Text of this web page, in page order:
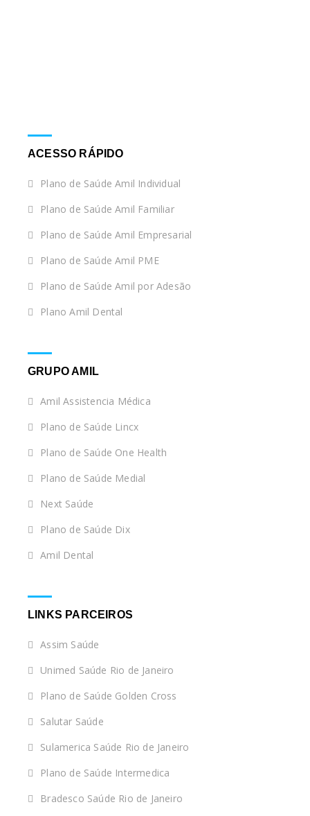
ACESSO RÁPIDO
Plano de Saúde Amil Individual
Plano de Saúde Amil Familiar
Plano de Saúde Amil Empresarial
Plano de Saúde Amil PME
Plano de Saúde Amil por Adesão
Plano Amil Dental
GRUPO AMIL
Amil Assistencia Médica
Plano de Saúde Lincx
Plano de Saúde One Health
Plano de Saúde Medial
Next Saúde
Plano de Saúde Dix
Amil Dental
LINKS PARCEIROS
Assim Saúde
Unimed Saúde Rio de Janeiro
Plano de Saúde Golden Cross
Salutar Saúde
Sulamerica Saúde Rio de Janeiro
Plano de Saúde Intermedica
Bradesco Saúde Rio de Janeiro